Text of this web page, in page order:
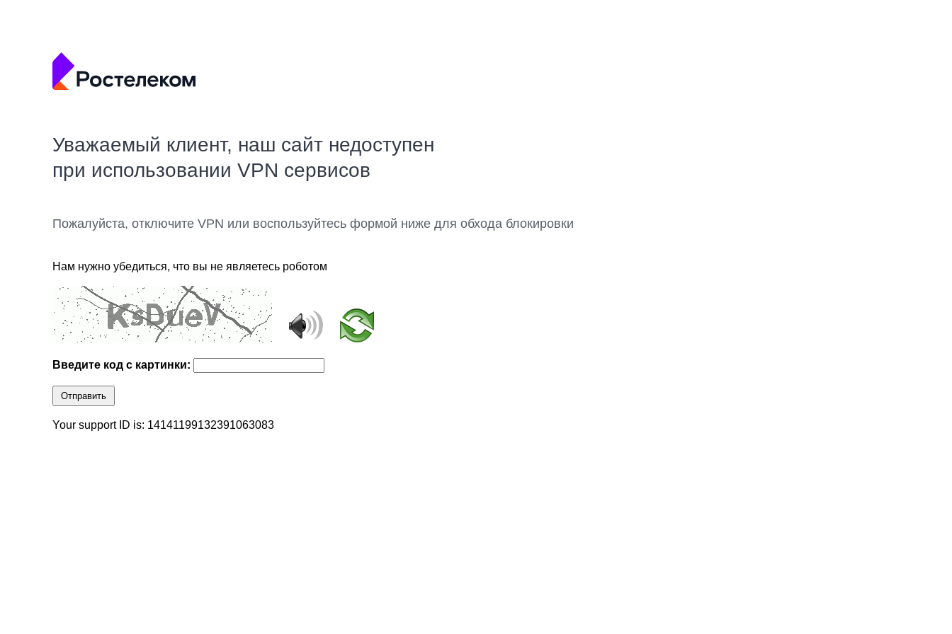
Уважаемый клиент, наш сайт недоступен
при использовании VPN сервисов
Пожалуйста, отключите VPN или воспользуйтесь формой ниже для обхода блокировки
Нам нужно убедиться, что вы не являетесь роботом
Введите код с картинки:
Отправить
Your support ID is: 14141199132391063083